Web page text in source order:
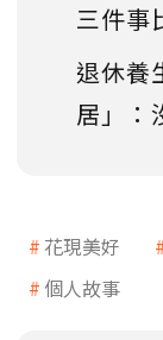
三件事
退休養
居」：
花現美好
個人故事